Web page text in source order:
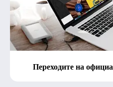
Переходите на